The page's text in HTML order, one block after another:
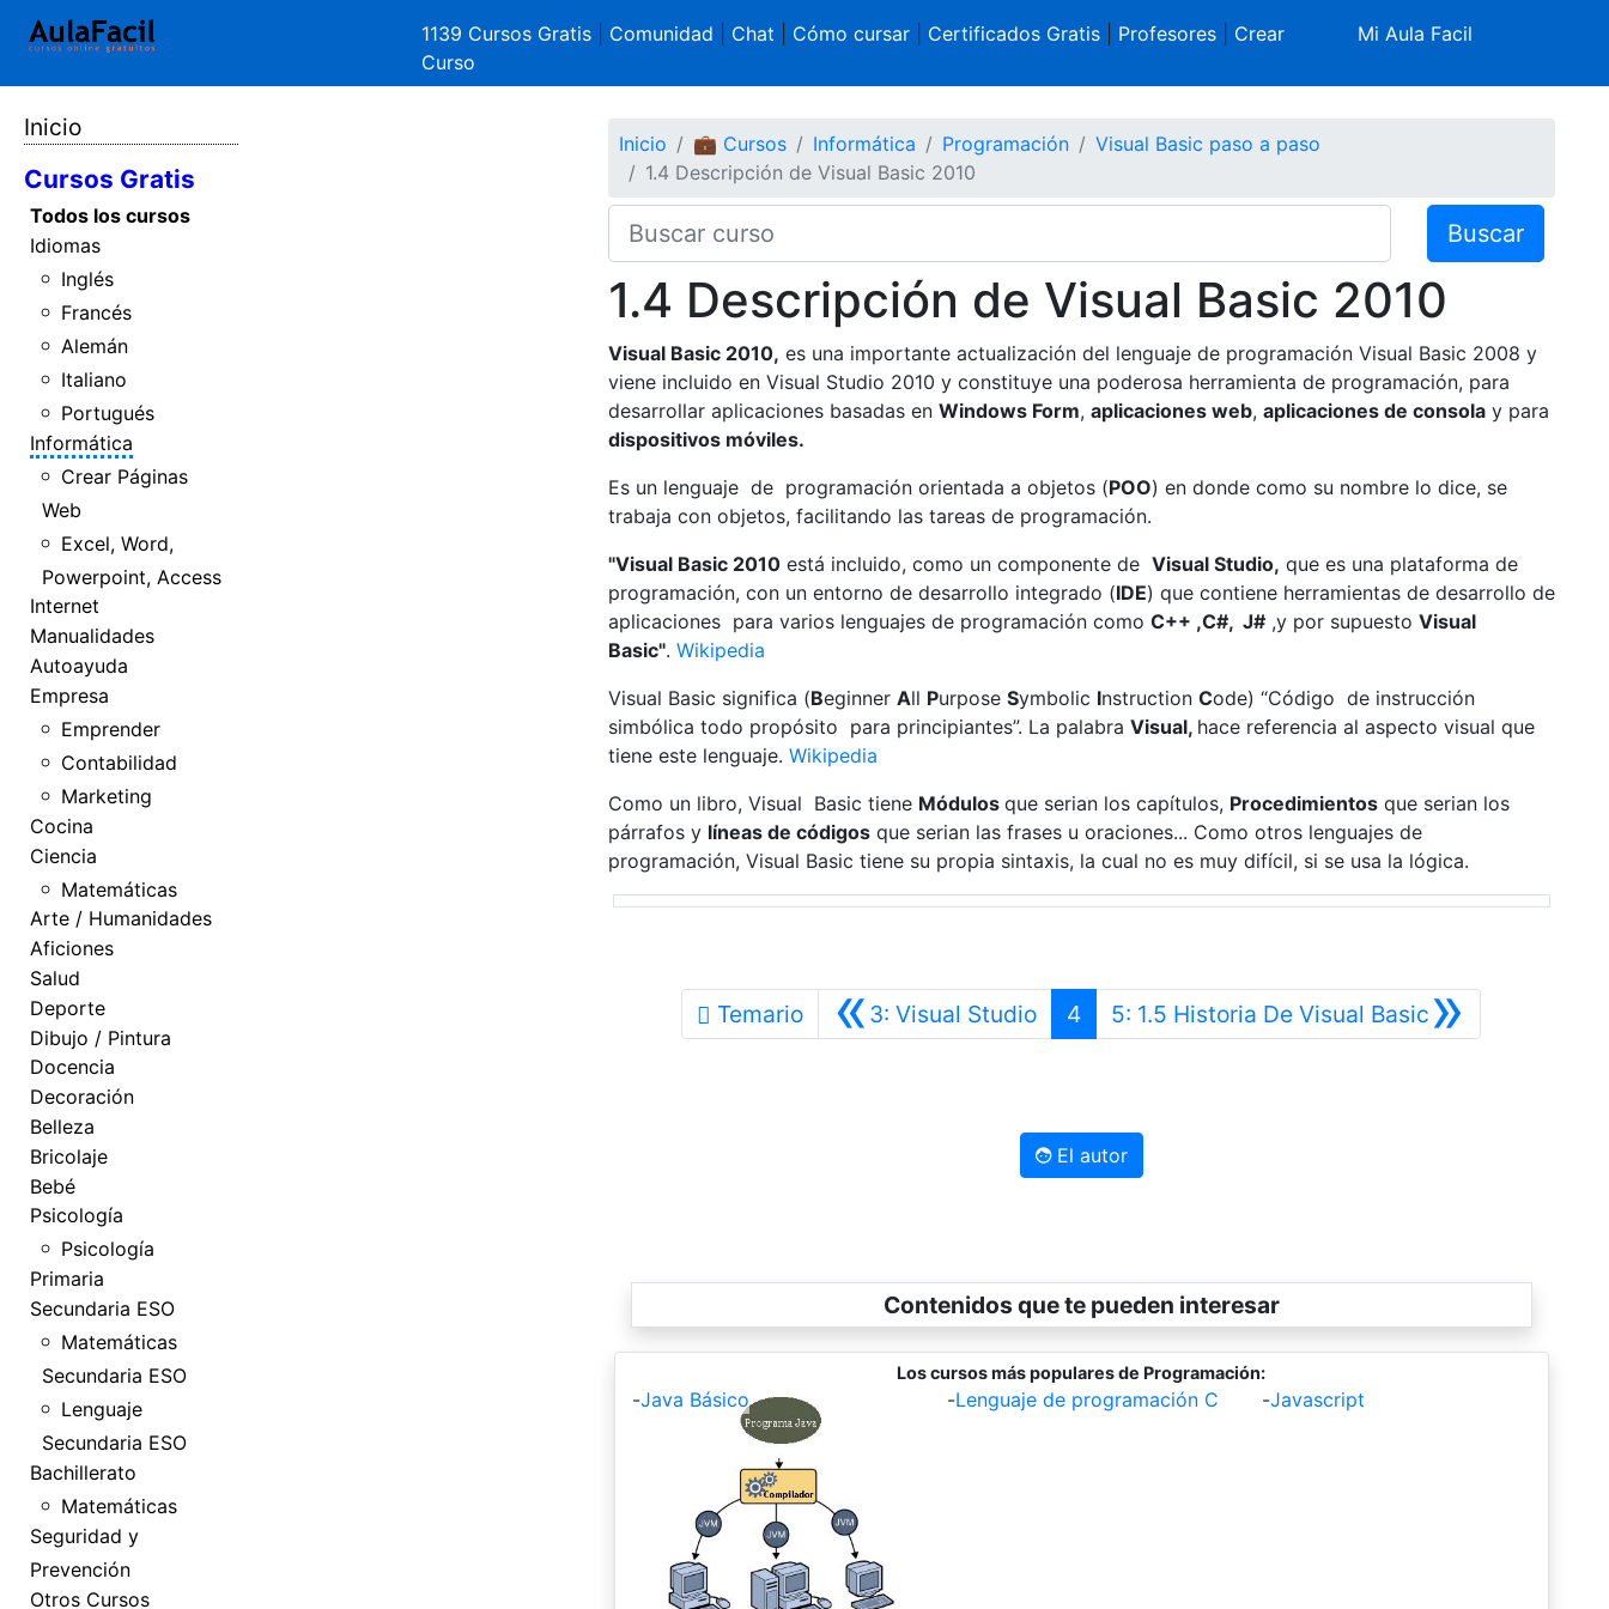
1139 Cursos Gratis Comunidad Chat Cómo cursar| Certificados Gratis| Profesores| Crear
Curso
Mi Aula Facil
Inicio
Cursos Gratis
Todos los cursos
Idiomas
Inglés
Francés
Alemán
Italiano
Portugués
Informática
Crear Páginas
Web
Excel, Word,
Powerpoint, Access
Internet
Manualidades
Autoayuda
Empresa
Emprender
Contabilidad
Marketing
Cocina
Ciencia
Matemáticas
Arte / Humanidades
Aficiones
Salud
Deporte
Dibujo / Pintura
Docencia
Decoración
Belleza
Bricolaje
Bebé
Psicología
Psicología
Primaria
Secundaria ESO
Matemáticas
Secundaria ESO
Lenguaje
Secundaria ESO
Bachillerato
Matemáticas
Seguridad y
Prevención
Otros Cursos
Inicio 💼 Cursos Informática Programación
Visual Basic paso a paso
1.4 Descripción de Visual Basic 2010
Buscar
1.4 Descripción de Visual Basic 2010
Visual Basic 2010, es una importante actualización del lenguaje de programación Visual Basic 2008 y
viene incluido en Visual Studio 2010 y constituye una poderosa herramienta de programación, para
desarrollar aplicaciones basadas en Windows Form, aplicaciones web, aplicaciones de consolay para
dispositivos móviles.
Es un lenguaje de programación orientada a objetos (POO) en donde como su nombre lo dice, se
trabaja con objetos, facilitando las tareas de programación.
"Visual Basic 2010está incluido, como un componente de Visual Studio, que es una plataforma de
programación, con un entorno de desarrollo integrado (IDE) que contiene herramientas de desarrollo de
aplicaciones para varios lenguajes de programación como C++ ,C#, J#,y por supuesto Visual
Basic". Wikipedia
Visual Basic significa (Beginner All Purpose Symbolic Instruction Code) “Código de instrucción
simbólica todo propósito para principiantes”. La palabra Visual, hace referencia al aspecto visual que
tiene este lenguaje. Wikipedia
Como un libro, Visual Basic tiene Módulos que serian los capítulos, Procedimientosque serian los
párrafos y líneas de códigosque serian las frases u oraciones... Como otros lenguajes de
programación, Visual Basic tiene su propia sintaxis, la cual no es muy difícil, si se usa la lógica.
Temario «3: Visual StudioAnterior
4 »
5: 1.5 Historia De Visual Basic Siguiente
El autor
Contenidos que te pueden interesar
Los cursos más populares de Programación:
-Java Básico -Lenguaje de programación C -Javascript